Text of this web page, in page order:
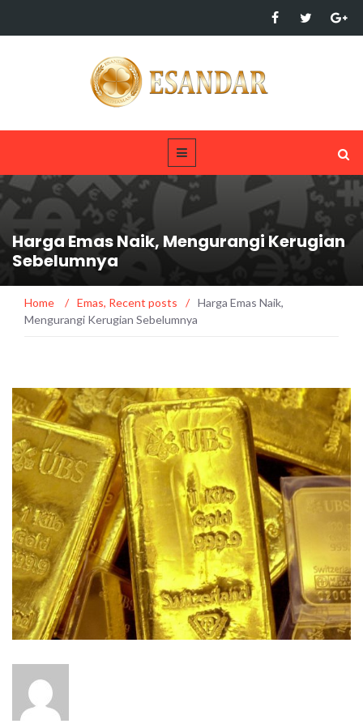
Harga Emas Naik, Mengurangi Kerugian
Sebelumnya
Home / Emas, Recent posts / Harga Emas Naik,
Mengurangi Kerugian Sebelumnya